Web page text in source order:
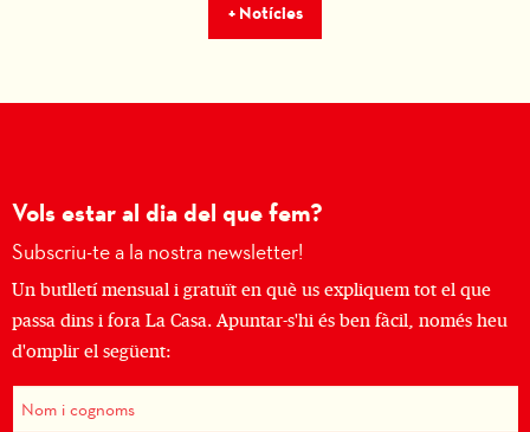
+ Notícies
Vols estar al dia del que fem?
Subscriu-te a la nostra newsletter!
Un butlletí mensual i gratuït en què us expliquem tot el que
passa dins i fora La Casa. Apuntar-s'hi és ben fàcil, només heu
d'omplir el següent: